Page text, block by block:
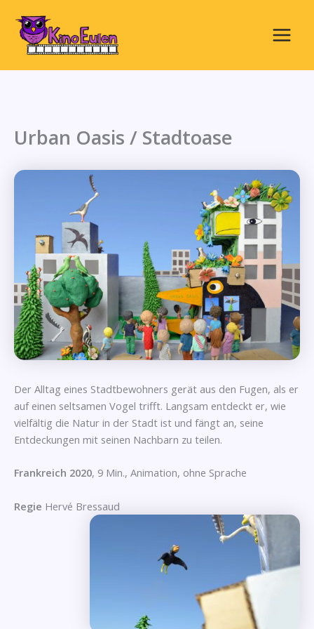
Inhalt
springen
Main
Menu
Urban Oasis / Stadtoase
Der Alltag eines Stadtbewohners gerät aus den Fugen, als er
auf einen seltsamen Vogel trifft. Langsam entdeckt er, wie
vielfältig die Natur in der Stadt ist und fängt an, seine
Entdeckungen mit seinen Nachbarn zu teilen.
Frankreich 2020, 9 Min., Animation, ohne Sprache
Regie Hervé Bressaud